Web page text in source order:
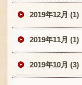
2019年12月 (1)
2019年11月 (1)
2019年10月 (3)